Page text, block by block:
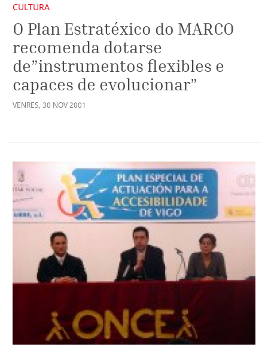
CULTURA
O Plan Estratéxico do MARCO
recomenda dotarse
de”instrumentos flexibles e
capaces de evolucionar”
VENRES, 30 NOV2001